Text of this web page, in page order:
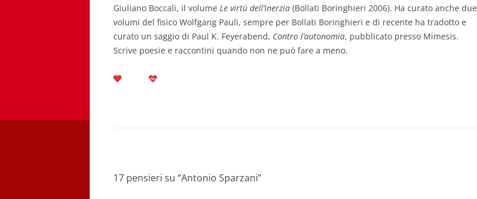
PASQUALE VITAGLIANO
RICCARDO FERRAZZI
Giuliano Boccali, il volume Le virtù dell’inerzia (Bollati Boringhieri 2006). Ha curato anche due
volumi del fisico Wolfgang Pauli, sempre per Bollati Boringhieri e di recente ha tradotto e
curato un saggio di Paul K. Feyerabend, Contro l’autonomia, pubblicato presso Mimesis.
Scrive poesie e raccontini quando non ne può fare a meno.
17 pensieri su “Antonio Sparzani”